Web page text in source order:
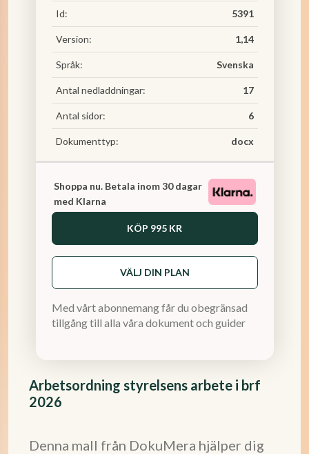
Arbetsordning styrelsens arbete i brf
2026
Denna mall från DokuMera hjälper dig
Id: 5391
Version: 1,14
Språk: Svenska
Antal nedladdningar: 17
Antal sidor: 6
Dokumenttyp: docx
Shoppa nu. Betala inom 30 dagar
med Klarna
KÖP 995 KR
VÄLJ DIN PLAN
Med vårt abonnemang får du obegränsad
tillgång till alla våra dokument och guider